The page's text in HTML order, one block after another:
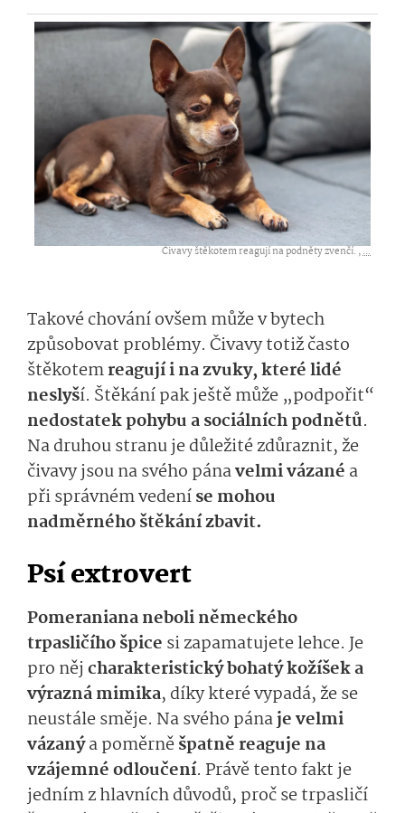
Čivavy štěkotem reagují na podněty zvenčí. ,...
Takové chování ovšem může v bytech
způsobovat problémy. Čivavy totiž často
štěkotemreagují i na zvuky, které lidé
neslyší. Štěkání pak ještě může „podpořit“
nedostatek pohybu a sociálních podnětů.
Na druhou stranu je důležité zdůraznit, že
čivavy jsou na svého pánavelmi vázané a
při správném vedeníse mohou
nadměrného štěkání zbavit.
Psí extrovert
Pomeraniana neboli německého
trpasličího špice si zapamatujete lehce. Je
pro něj charakteristický bohatý kožíšek a
výrazná mimika, díky které vypadá, že se
neustále směje. Na svého pánaje velmi
vázanýa poměrněšpatně reaguje na
vzájemné odloučení. Právě tento fakt je
jedním z hlavních důvodů, proč se trpasličí